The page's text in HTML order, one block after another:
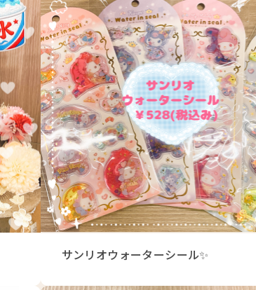
サンリオウォーターシール✨